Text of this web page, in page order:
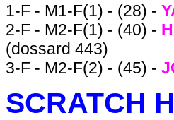
1-F - M1-F(1) - (28) -
2-F - M2-F(1) - (40) -
(dossard 443)
3-F - M2-F(2) - (45) -
SCRATCH